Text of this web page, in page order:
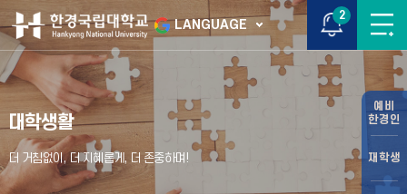
LANGUAGE
2
예비
한경인
재학생
대학생활